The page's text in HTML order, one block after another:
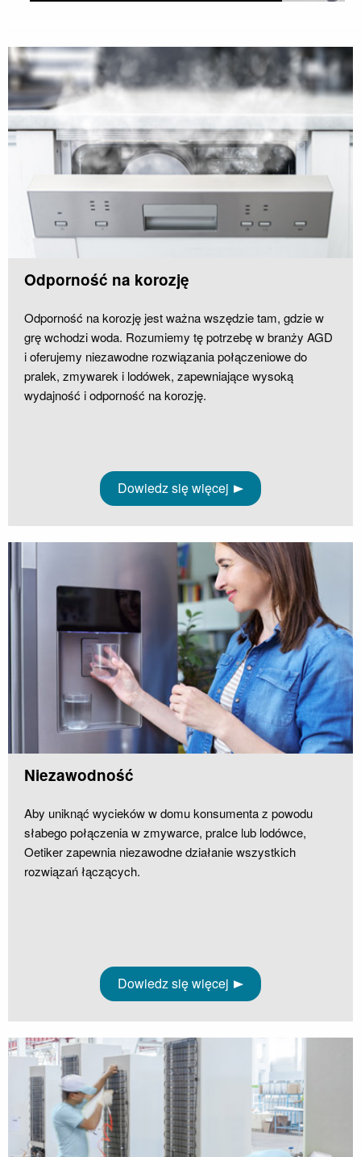
Odporność na korozję
Odporność na korozję jest ważna wszędzie tam, gdzie w
grę wchodzi woda. Rozumiemy tę potrzebę w branży AGD
i oferujemy niezawodne rozwiązania połączeniowe do
pralek, zmywarek i lodówek, zapewniające wysoką
wydajność i odporność na korozję.
Dowiedz się więcej
Niezawodność
Aby uniknąć wycieków w domu konsumenta z powodu
słabego połączenia w zmywarce, pralce lub lodówce,
Oetiker zapewnia niezawodne działanie wszystkich
rozwiązań łączących.
Dowiedz się więcej